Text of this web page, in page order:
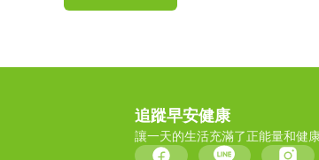
追蹤早安健康
讓一天的生活充滿了正能量和健